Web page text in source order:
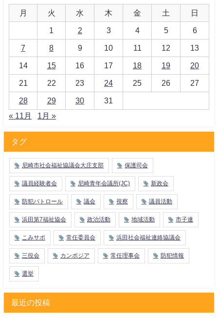
月 火 水 木 金 土 日
1 2 3 4 5 6
7 8 9 10 11 12 13
14 15 16 17 18 19 20
21 22 23 24 25 26 27
28 29 30
31
« 11月
1月 »
タグ
尼崎市社会福祉協議会大庄支部 保護司会
議員経験者会 尼崎青年会議所(JC) 新政会
防犯パトロール 議会 視察 議員活動
浜田第7福祉協会 政治活動 地域活動 市子連
こみサポ 常任委員会 浜田社会福祉連絡協議会
三役会 カンボジア 常任理事会 防犯情報
選挙
最近の投稿